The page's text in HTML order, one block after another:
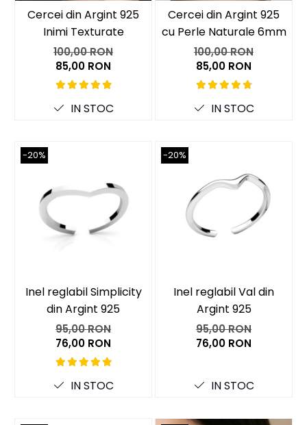
Cercei din Argint 925
Inimi Texturate
100,00 RON
85,00 RON
IN STOC
Cercei din Argint 925
cu Perle Naturale 6mm
100,00 RON
85,00 RON
IN STOC
-20%
Inel reglabil Simplicity
din Argint 925
95,00 RON
76,00 RON
IN STOC
-20%
Inel reglabil Val din
Argint 925
95,00 RON
76,00 RON
IN STOC